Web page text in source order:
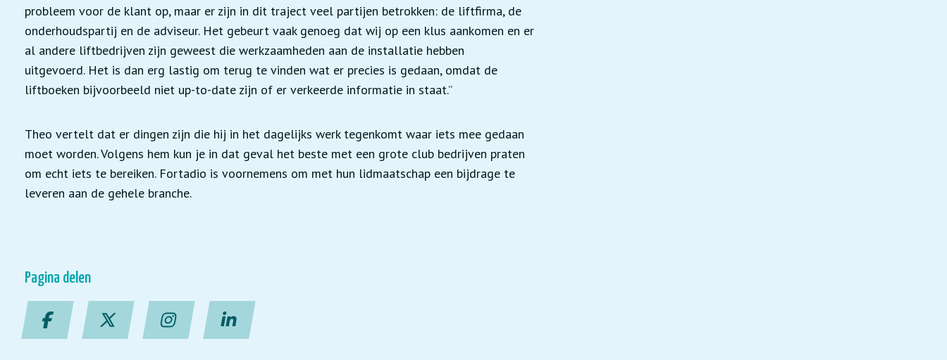
probleem voor de klant op, maar er zijn in dit traject veel partijen betrokken: de liftfirma, de
onderhoudspartij en de adviseur. Het gebeurt vaak genoeg dat wij op een klus aankomen en er
al andere liftbedrijven zijn geweest die werkzaamheden aan de installatie hebben
uitgevoerd. Het is dan erg lastig om terug te vinden wat er precies is gedaan, omdat de
liftboeken bijvoorbeeld niet up-to-date zijn of er verkeerde informatie in staat.”
Theo vertelt dat er dingen zijn die hij in het dagelijks werk tegenkomt waar iets mee gedaan
moet worden. Volgens hem kun je in dat geval het beste met een grote club bedrijven praten
om echt iets te bereiken. Fortadio is voornemens om met hun lidmaatschap een bijdrage te
leveren aan de gehele branche.
Pagina delen